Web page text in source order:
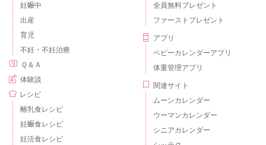
妊娠中
出産
育児
不妊・不妊治療
Ｑ＆Ａ
体験談
レシピ
離乳食レシピ
妊娠食レシピ
妊活食レシピ
全員無料プレゼント
ファーストプレゼント
アプリ
ベビーカレンダーアプリ
体重管理アプリ
関連サイト
ムーンカレンダー
ウーマンカレンダー
シニアカレンダー